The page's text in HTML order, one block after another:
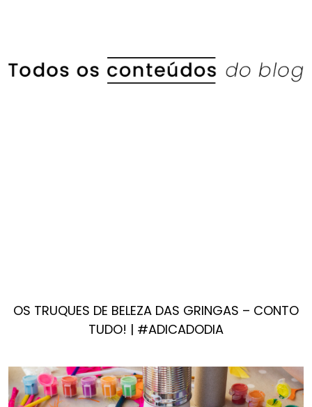
OS TRUQUES DE BELEZA DAS GRINGAS – CONTO
TUDO! | #ADICADODIA